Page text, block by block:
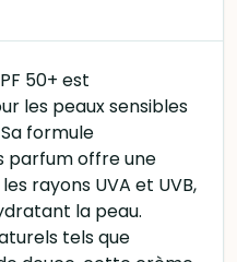
50+ est
les peaux sensibles
formule
parfum offre une
rayons UVA et UVB,
la peau.
tels que